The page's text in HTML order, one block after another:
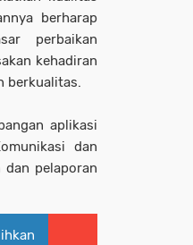
berharap
perbaikan
kehadiran
berkualitas.
aplikasi
dan
pelaporan